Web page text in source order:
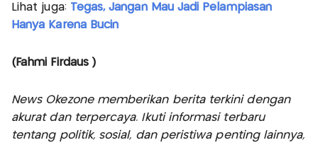
Lihat juga: Tegas, Jangan Mau Jadi Pelampiasan
Hanya Karena Bucin
(Fahmi Firdaus )
News Okezone memberikan berita terkini dengan
akurat dan terpercaya. Ikuti informasi terbaru
tentang politik, sosial, dan peristiwa penting lainnya,